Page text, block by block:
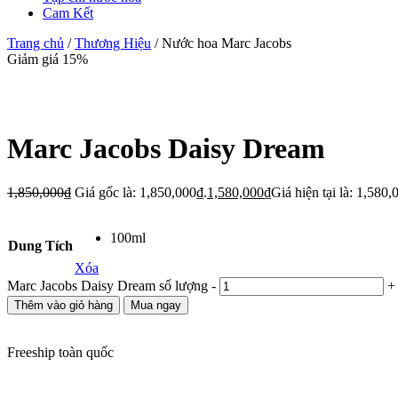
Cam Kết
Trang chủ /Thương Hiệu / Nước hoa Marc Jacobs
Giảm giá 15%
Marc Jacobs Daisy Dream
1,850,000₫ Giá gốc là: 1,850,000₫.1,580,000₫Giá hiện tại là:
Dung Tích
100ml
Xóa
Marc Jacobs Daisy Dream số lượng - +
Thêm vào giỏ hàng Mua ngay
Freeship toàn quốc